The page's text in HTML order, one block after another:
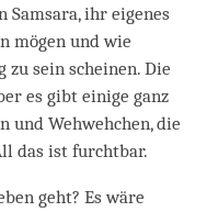
Samsara, ihr eigenes
mögen und wie
sein scheinen. Die
es gibt einige ganz
und Wehwehchen, die
das ist furchtbar.
geht? Es wäre